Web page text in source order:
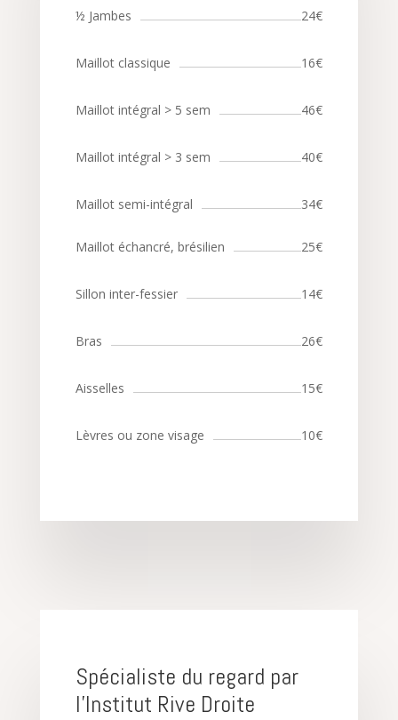
½ Jambes 24€
Maillot classique 16€
Maillot intégral > 5 sem 46€
Maillot intégral > 3 sem 40€
Maillot semi-intégral 34€
Maillot échancré, brésilien 25€
Sillon inter-fessier 14€
Bras 26€
Aisselles 15€
Lèvres ou zone visage 10€
Spécialiste du regard par
l’Institut Rive Droite